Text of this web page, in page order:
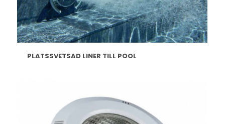
PLATSSVETSAD LINER TILL POOL